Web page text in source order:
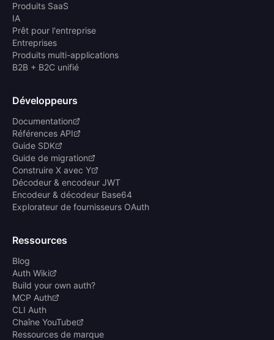
Produits SaaS
IA
Prêt pour l'entreprise
Entreprises
Produits multi-applications
B2B + B2C unifié
Développeurs
Documentation
Références API
Guide SDK
Guide de migration
Construire X avec Y
Décodeur & encodeur JWT
Encodeur & décodeur Base64
Explorateur de fournisseurs OAuth
Ressources
Blog
Auth Wiki
Build your own auth?
MCP Auth
CLI Auth
Chaîne YouTube
Ressources de marque